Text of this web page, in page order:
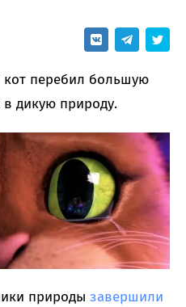
кот перебил большую
дикую природу.
природы завершили